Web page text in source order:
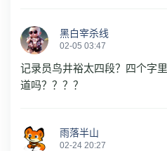
黑白宰杀线
02-05 03:47
记录员鸟井裕太四段？四个字
道吗？？？？
雨落半山
02-24 20:27